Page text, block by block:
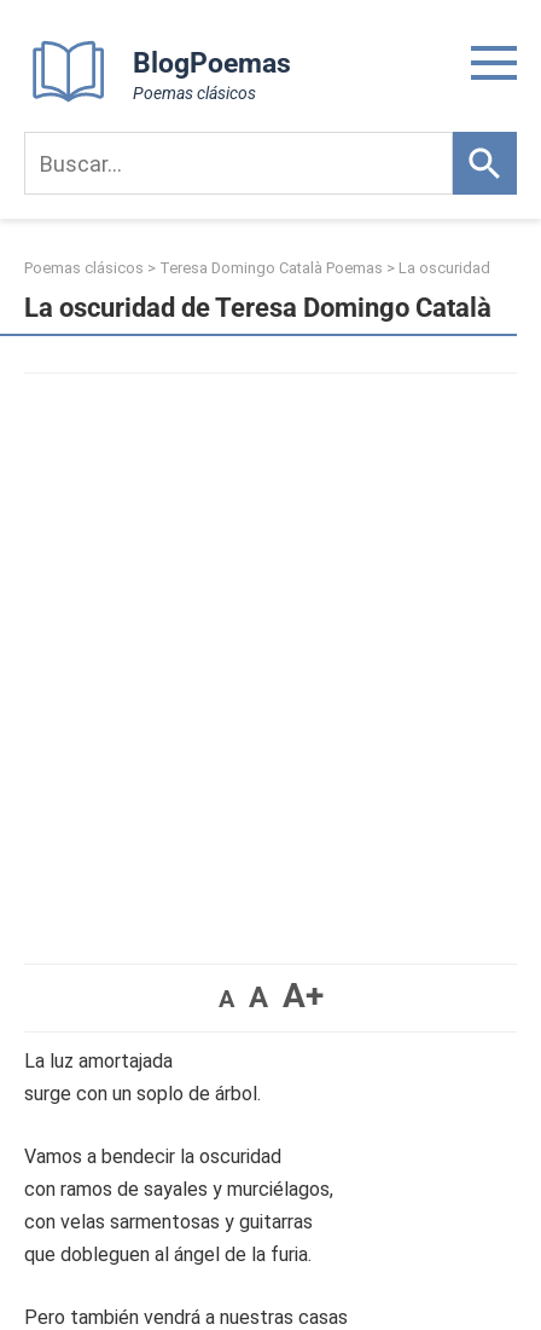
content
BlogPoemas
Poemas clásicos
Poemas clásicos > Teresa Domingo Català Poemas > La oscuridad
La oscuridad de Teresa Domingo Català
A A A+
La luz amortajada
surge con un soplo de árbol.
Vamos a bendecir la oscuridad
con ramos de sayales y murciélagos,
con velas sarmentosas y guitarras
que dobleguen al ángel de la furia.
Pero también vendrá a nuestras casas